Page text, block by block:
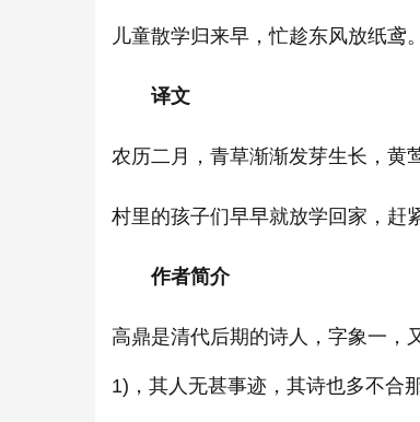
儿童散学归来早，忙趁东风放纸鸢。
译文
农历二月，青草渐渐发芽生长，黄
村里的孩子们早早就放学回家，赶
作者简介
高鼎是清代后期的诗人，字象一，
1)，其人无甚事迹，其诗也多不合